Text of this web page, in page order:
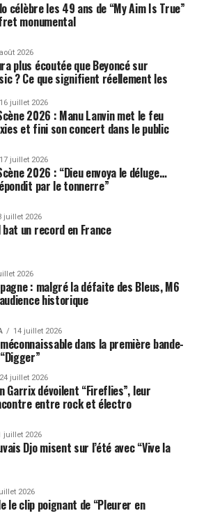
célèbre les 49 ans de “My Aim Is True”
monumental
2026
plus écoutée que Beyoncé sur
? Ce que signifient réellement les
16 juillet 2026
2026 : Manu Lanvin met le feu
et fini son concert dans le public
17 juillet 2026
2026 : “Dieu envoya le déluge…
par le tonnerre”
juillet 2026
bat un record en France
2026
: malgré la défaite des Bleus, M6
historique
14 juillet 2026
dans la première bande-
24 juillet 2026
Garrix dévoilent “Fireflies”, leur
entre rock et électro
juillet 2026
Djo misent sur l’été avec “Vive la
2026
le clip poignant de “Pleurer en